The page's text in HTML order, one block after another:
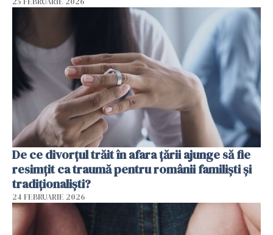
De ce divorțul trăit în afara țării ajunge să fie
resimțit ca traumă pentru românii familiști și
tradiționaliști?
24 FEBRUARIE 2026